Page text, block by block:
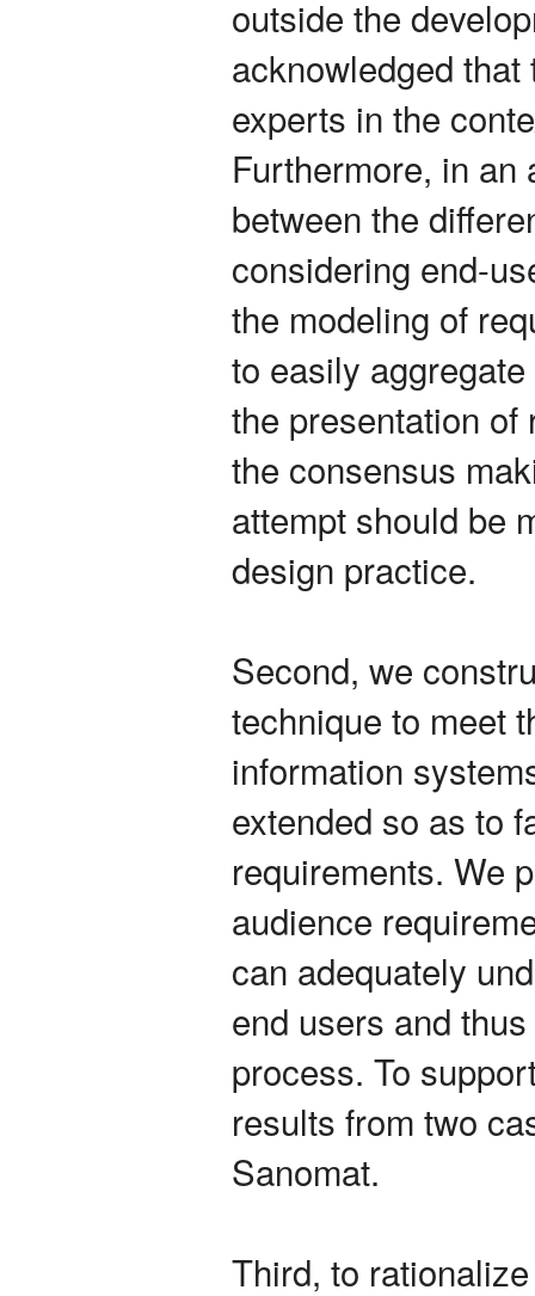
outside the
acknowledged
experts in the
Furthermore, in an
between the
considering end-
the modeling of
to easily
the presentation
the consensus
attempt should be
design practice.
Second, we
technique to meet
information
extended so as to
requirements. We
audience
can adequately
end users and
process. To
results from two
Sanomat.
Third, to